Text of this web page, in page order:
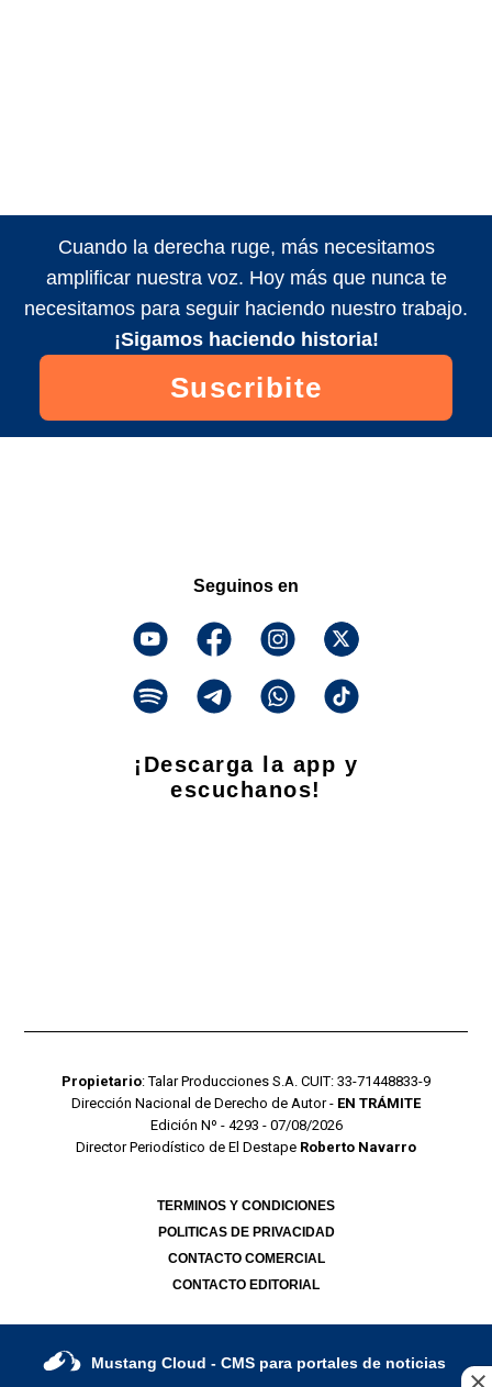
Cuando la derecha ruge, más necesitamos
amplificar nuestra voz. Hoy más que nunca te
necesitamos para seguir haciendo nuestro trabajo.
¡Sigamos haciendo historia!
Suscribite
Seguinos en
¡Descarga la app y
escuchanos!
Propietario: Talar Producciones S.A. CUIT: 33-71448833-9
Dirección Nacional de Derecho de Autor - EN TRÁMITE
Edición Nº - 4293 - 07/08/2026
Director Periodístico de El Destape Roberto Navarro
TERMINOS Y CONDICIONES
POLITICAS DE PRIVACIDAD
CONTACTO COMERCIAL
CONTACTO EDITORIAL
Mustang Cloud - CMS para portales de noticias